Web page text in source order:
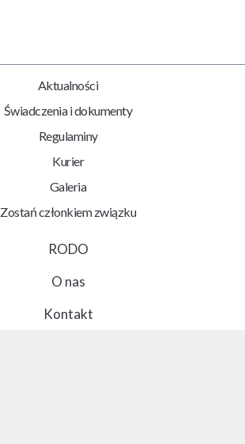
RODO
O nas
Kontakt
Aktualności
Świadczenia i dokumenty
Regulaminy
Kurier
Galeria
Zostań członkiem związku